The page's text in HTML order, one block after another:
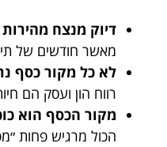
דיוק מנצח מהירות
מאשר חודשים של
לא כל מקור כסף
רווח הון ועסק הם
מקור הכסף הוא
הכול מרגיש פחות